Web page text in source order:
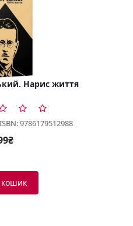
Нарис життя
ISBN: 9786179512988